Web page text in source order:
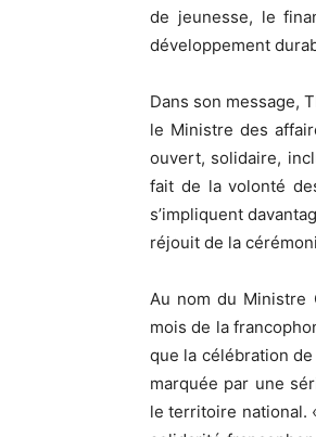
de jeunesse, le
développement
Dans son message,
le Ministre des
ouvert, solidaire,
fait de la volonté
s’impliquent
réjouit de la
Au nom du Ministre
mois de la
que la célébration
marquée par une
le territoire national.